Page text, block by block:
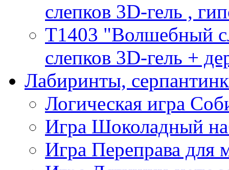
слепков 3D-гель ,
T1403 "Волшебный
слепков 3D-гель +
Лабиринты,
Логическая игра
Игра Шоколадный
Игра Переправа для